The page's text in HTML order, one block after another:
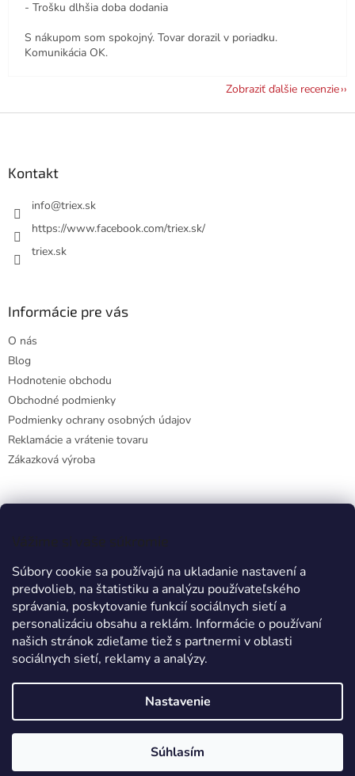
Vážime si vaše súkromie
Súbory cookie sa používajú na ukladanie nastavení a
predvolieb, na štatistiku a analýzu používateľského
správania, poskytovanie funkcií sociálnych sietí a
personalizáciu obsahu a reklám. Informácie o používaní
našich stránok zdieľame tiež s partnermi v oblasti
sociálnych sietí, reklamy a analýzy.
Nastavenie
Súhlasím
- Trošku dlhšia doba dodania
S nákupom som spokojný. Tovar dorazil v poriadku.
Komunikácia OK.
Zobraziť ďalšie recenzie
Kontakt
info@triex.sk
https://www.facebook.com/triex.sk/
triex.sk
Informácie pre vás
O nás
Blog
Hodnotenie obchodu
Obchodné podmienky
Podmienky ochrany osobných údajov
Reklamácie a vrátenie tovaru
Zákazková výroba
Prijímame online platby
Vytvoril Shoptet
TRIEX. Všetky práva vyhradené.